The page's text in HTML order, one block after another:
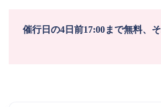
催行日の4日前17:00まで無料、